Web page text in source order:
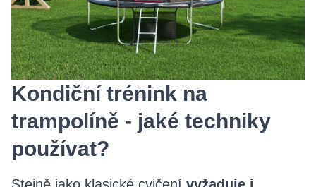
Kondiční trénink na
trampolíně - jaké techniky
používat?